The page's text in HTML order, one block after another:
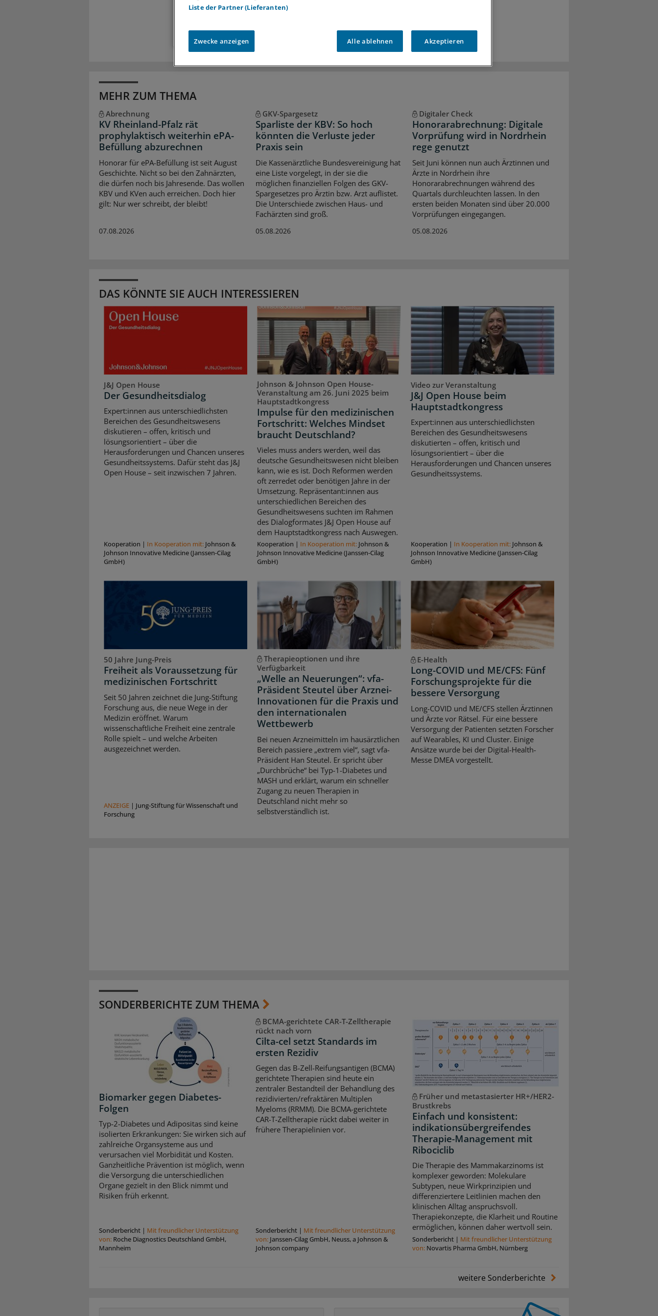
Zugriff auf allemedizinischen Berichte und Kommentare
Voraussetzungen für den Zugang
MEHR ZUM THEMA
Abrechnung
KV Rheinland-Pfalz rät
prophylaktisch weiterhin ePA-
Befüllung abzurechnen
Honorar für ePA-Befüllung ist seit August
Geschichte. Nicht so bei den Zahnärzten,
die dürfen noch bis Jahresende. Das wollen
KBV und KVen auch erreichen. Doch hier
gilt: Nur wer schreibt, der bleibt!
07.08.2026
GKV-Spargesetz
Sparliste der KBV: So hoch
könnten die Verluste jeder
Praxis sein
Die Kassenärztliche Bundesvereinigung hat
eine Liste vorgelegt, in der sie die
möglichen finanziellen Folgen des GKV-
Spargesetzes pro Ärztin bzw. Arzt auflistet.
Die Unterschiede zwischen Haus- und
Fachärzten sind groß.
05.08.2026
Digitaler Check
Honorarabrechnung: Digitale
Vorprüfung wird in Nordrhein
rege genutzt
Seit Juni können nun auch Ärztinnen und
Ärzte in Nordrhein ihre
Honorarabrechnungen während des
Quartals durchleuchten lassen. In den
ersten beiden Monaten sind über 20.000
Vorprüfungen eingegangen.
05.08.2026
DAS KÖNNTE SIE AUCH INTERESSIEREN
J&J Open House
Der Gesundheitsdialog
Expert:innen aus unterschiedlichsten
Bereichen des Gesundheitswesens
diskutieren – offen, kritisch und
lösungsorientiert – über die
Herausforderungen und Chancen unseres
Gesundheitssystems. Dafür steht das J&J
Open House – seit inzwischen 7 Jahren.
Kooperation | In Kooperation mit: Johnson &
Johnson Innovative Medicine (Janssen-Cilag
GmbH)
Johnson & Johnson Open House-
Veranstaltung am 26. Juni 2025 beim
Hauptstadtkongress
Impulse für den medizinischen
Fortschritt: Welches Mindset
braucht Deutschland?
Vieles muss anders werden, weil das
deutsche Gesundheitswesen nicht bleiben
kann, wie es ist. Doch Reformen werden
oft zerredet oder benötigen Jahre in der
Umsetzung. Repräsentant:innen aus
unterschiedlichen Bereichen des
Gesundheitswesens suchten im Rahmen
des Dialogformates J&J Open House auf
dem Hauptstadtkongress nach Auswegen.
Kooperation | In Kooperation mit: Johnson &
Johnson Innovative Medicine (Janssen-Cilag
GmbH)
Video zur Veranstaltung
J&J Open House beim
Hauptstadtkongress
Expert:innen aus unterschiedlichsten
Bereichen des Gesundheitswesens
diskutierten – offen, kritisch und
lösungsorientiert – über die
Herausforderungen und Chancen unseres
Gesundheitssystems.
Kooperation | In Kooperation mit: Johnson &
Johnson Innovative Medicine (Janssen-Cilag
GmbH)
50 Jahre Jung-Preis
Freiheit als Voraussetzung für
medizinischen Fortschritt
Seit 50 Jahren zeichnet die Jung-Stiftung
Forschung aus, die neue Wege in der
Medizin eröffnet. Warum
wissenschaftliche Freiheit eine zentrale
Rolle spielt – und welche Arbeiten
ausgezeichnet werden.
ANZEIGE | Jung-Stiftung für Wissenschaft und
Forschung
Therapieoptionen und ihre
Verfügbarkeit
„Welle an Neuerungen“: vfa-
Präsident Steutel über Arznei-
Innovationen für die Praxis und
den internationalen
Wettbewerb
Bei neuen Arzneimitteln im hausärztlichen
Bereich passiere „extrem viel“, sagt vfa-
Präsident Han Steutel. Er spricht über
„Durchbrüche“ bei Typ-1-Diabetes und
MASH und erklärt, warum ein schneller
Zugang zu neuen Therapien in
Deutschland nicht mehr so
selbstverständlich ist.
E-Health
Long-COVID und ME/CFS: Fünf
Forschungsprojekte für die
bessere Versorgung
Long-COVID und ME/CFS stellen Ärztinnen
und Ärzte vor Rätsel. Für eine bessere
Versorgung der Patienten setzten Forscher
auf Wearables, KI und Cluster. Einige
Ansätze wurde bei der Digital-Health-
Messe DMEA vorgestellt.
SONDERBERICHTE ZUM THEMA
Biomarker gegen Diabetes-
Folgen
Typ-2-Diabetes und Adipositas sind keine
isolierten Erkrankungen: Sie wirken sich auf
zahlreiche Organsysteme aus und
verursachen viel Morbidität und Kosten.
Ganzheitliche Prävention ist möglich, wenn
die Versorgung die unterschiedlichen
Organe gezielt in den Blick nimmt und
Risiken früh erkennt.
Sonderbericht | Mit freundlicher Unterstützung
von: Roche Diagnostics Deutschland GmbH,
Mannheim
BCMA-gerichtete CAR-T-Zelltherapie
rückt nach vorn
Cilta-cel setzt Standards im
ersten Rezidiv
Gegen das B-Zell-Reifungsantigen (BCMA)
gerichtete Therapien sind heute ein
zentraler Bestandteil der Behandlung des
rezidivierten/refraktären Multiplen
Myeloms (RRMM). Die BCMA-gerichtete
CAR-T-Zelltherapie rückt dabei weiter in
frühere Therapielinien vor.
Sonderbericht| Mit freundlicher Unterstützung
von: Janssen-Cilag GmbH, Neuss, a Johnson &
Johnson company
Früher und metastasierter HR+/HER2-
Brustkrebs
Einfach und konsistent:
indikationsübergreifendes
Therapie-Management mit
Ribociclib
Die Therapie des Mammakarzinoms ist
komplexer geworden: Molekulare
Subtypen, neue Wirkprinzipien und
differenziertere Leitlinien machen den
klinischen Alltag anspruchsvoll.
Therapiekonzepte, die Klarheit und Routine
ermöglichen, können daher wertvoll sein.
Sonderbericht| Mit freundlicher Unterstützung
von: Novartis Pharma GmbH, Nürnberg
weitere Sonderberichte
Liste der Partner (Lieferanten)
Zwecke anzeigen Alle ablehnen Akzeptieren